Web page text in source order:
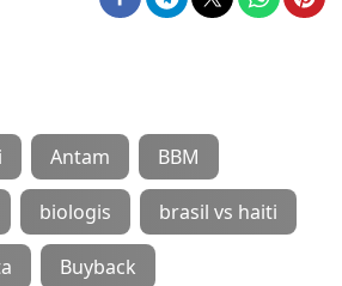
Antam BBM
biologis brasil vs haiti
Buyback